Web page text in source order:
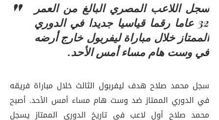
سجل اللاعب المصري البالغ من العمر
32 عاما رقما قياسيا جديدا في الدوري
الممتاز خلال مباراة ليفربول خارج أرضه
في وست هام مساء أمس الأحد.
سجل محمد صلاح هدف ليفربول الثالث خلال مباراة فريقه
في الدوري الممتاز ضد وست هام مساء أمس الأحد. أصبح
محمد صلاح أول لاعب في تاريخ الدوري الممتاز يسجل